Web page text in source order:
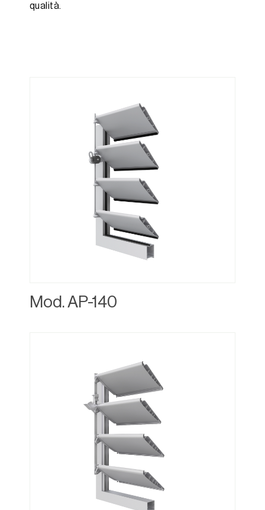
qualità.
Mod. AP-140